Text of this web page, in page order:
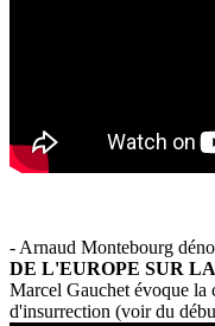
- Arnaud Montebourg
DE L'EUROPE SUR
Marcel Gauchet évoque
d'insurrection (voir du